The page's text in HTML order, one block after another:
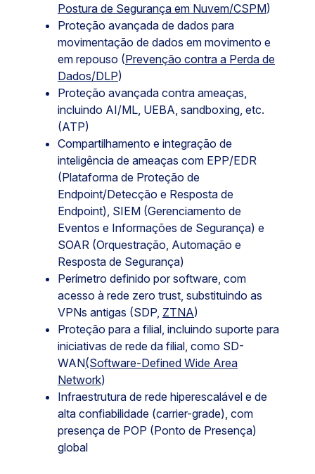
Postura de Segurança em Nuvem/CSPM)
Proteção avançada de dados para
movimentação de dados em movimento e
em repouso (Prevenção contra a Perda de
Dados/DLP)
Proteção avançada contra ameaças,
incluindo AI/ML, UEBA, sandboxing, etc.
(ATP)
Compartilhamento e integração de
inteligência de ameaças com EPP/EDR
(Plataforma de Proteção de
Endpoint/Detecção e Resposta de
Endpoint), SIEM (Gerenciamento de
Eventos e Informações de Segurança) e
SOAR (Orquestração, Automação e
Resposta de Segurança)
Perímetro definido por software, com
acesso à rede zero trust, substituindo as
VPNs antigas (SDP, ZTNA)
Proteção para a filial, incluindo suporte para
iniciativas de rede da filial, como SD-
WAN(Software-Defined Wide Area
Network)
Infraestrutura de rede hiperescalável e de
alta confiabilidade (carrier-grade), com
presença de POP (Ponto de Presença)
global